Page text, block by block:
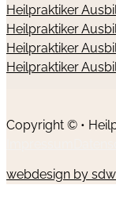
Heilpraktiker
Heilpraktiker
Heilpraktiker
Heilpraktiker
Copyright © •
webdesign by